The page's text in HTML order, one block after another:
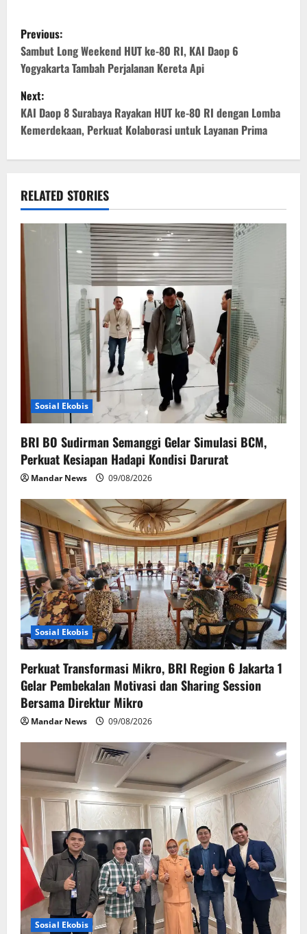
P
o
s
t
n
v
i
g
a
t
o
Previous:
Sambut Long Weekend HUT ke-80 RI, KAI Daop 6
Yogyakarta Tambah Perjalanan Kereta Api
Next:
KAI Daop 8 Surabaya Rayakan HUT ke-80 RI dengan Lomba
Kemerdekaan, Perkuat Kolaborasi untuk Layanan Prima
RELATED STORIES
Sosial Ekobis
BRI BO Sudirman Semanggi Gelar Simulasi BCM,
Perkuat Kesiapan Hadapi Kondisi Darurat
Mandar News 09/08/2026
Sosial Ekobis
Perkuat Transformasi Mikro, BRI Region 6 Jakarta 1
Gelar Pembekalan Motivasi dan Sharing Session
Bersama Direktur Mikro
Mandar News 09/08/2026
Sosial Ekobis